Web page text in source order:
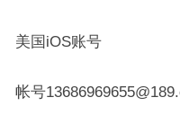
美国iOS账号
帐号